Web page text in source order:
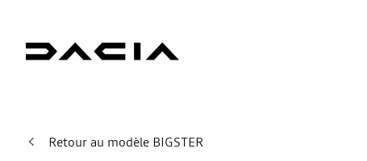
Retour au modèle BIGSTER